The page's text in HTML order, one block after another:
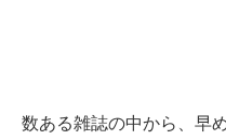
数ある雑誌の中から、早